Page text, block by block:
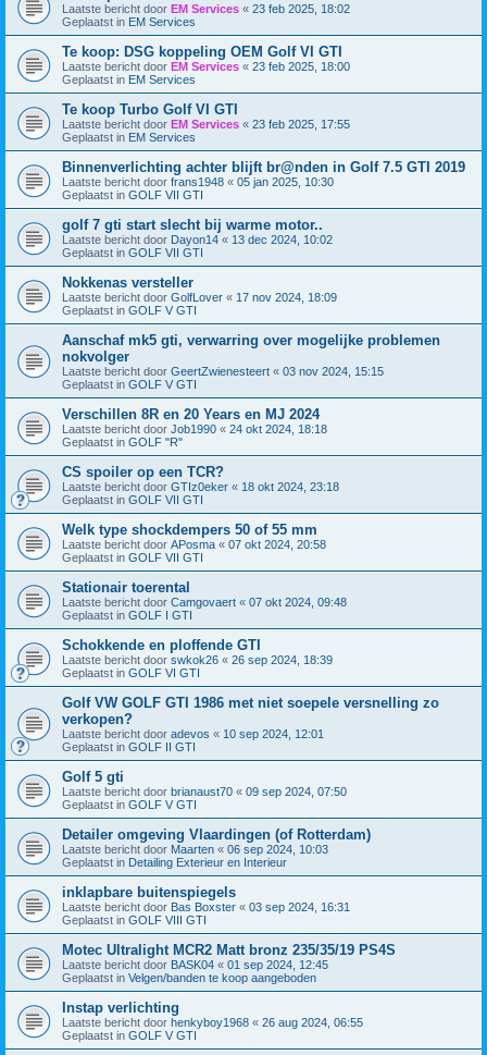
Laatste bericht door EM Services « 23 feb 2025, 18:02
Geplaatst in EM Services
Te koop: DSG koppeling OEM Golf VI GTI
Laatste bericht door EM Services « 23 feb 2025, 18:00
Geplaatst in EM Services
Te koop Turbo Golf VI GTI
Laatste bericht door EM Services « 23 feb 2025, 17:55
Geplaatst in EM Services
Binnenverlichting achter blijft br@nden in Golf 7.5 GTI 2019
Laatste bericht door frans1948 « 05 jan 2025, 10:30
Geplaatst in GOLF VII GTI
golf 7 gti start slecht bij warme motor..
Laatste bericht door Dayon14 « 13 dec 2024, 10:02
Geplaatst in GOLF VII GTI
Nokkenas versteller
Laatste bericht door GolfLover « 17 nov 2024, 18:09
Geplaatst in GOLF V GTI
Aanschaf mk5 gti, verwarring over mogelijke problemen
nokvolger
Laatste bericht door GeertZwienesteert « 03 nov 2024, 15:15
Geplaatst in GOLF V GTI
Verschillen 8R en 20 Years en MJ 2024
Laatste bericht door Job1990 « 24 okt 2024, 18:18
Geplaatst in GOLF "R"
CS spoiler op een TCR?
Laatste bericht door GTIz0eker « 18 okt 2024, 23:18
Geplaatst in GOLF VII GTI
Welk type shockdempers 50 of 55 mm
Laatste bericht door APosma « 07 okt 2024, 20:58
Geplaatst in GOLF VII GTI
Stationair toerental
Laatste bericht door Camgovaert « 07 okt 2024, 09:48
Geplaatst in GOLF I GTI
Schokkende en ploffende GTI
Laatste bericht door swkok26 « 26 sep 2024, 18:39
Geplaatst in GOLF VI GTI
Golf VW GOLF GTI 1986 met niet soepele versnelling zo
verkopen?
Laatste bericht door adevos « 10 sep 2024, 12:01
Geplaatst in GOLF II GTI
Golf 5 gti
Laatste bericht door brianaust70 « 09 sep 2024, 07:50
Geplaatst in GOLF V GTI
Detailer omgeving Vlaardingen (of Rotterdam)
Laatste bericht door Maarten « 06 sep 2024, 10:03
Geplaatst in Detailing Exterieur en Interieur
inklapbare buitenspiegels
Laatste bericht door Bas Boxster « 03 sep 2024, 16:31
Geplaatst in GOLF VIII GTI
Motec Ultralight MCR2 Matt bronz 235/35/19 PS4S
Laatste bericht door BASK04 « 01 sep 2024, 12:45
Geplaatst in Velgen/banden te koop aangeboden
Instap verlichting
Laatste bericht door henkyboy1968 « 26 aug 2024, 06:55
Geplaatst in GOLF V GTI